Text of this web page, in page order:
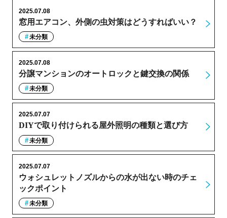
窓用エアコン、外側の虫対策はどうすればいい？
2025.07.08
未分類
分譲マンションのオートロックと鍵交換の関係
2025.07.08
未分類
DIYで取り付けられる屋外照明の種類と選び方
2025.07.07
未分類
ウォシュレットノズルからの水が出ない時のチェ
ックポイント
2025.07.07
未分類